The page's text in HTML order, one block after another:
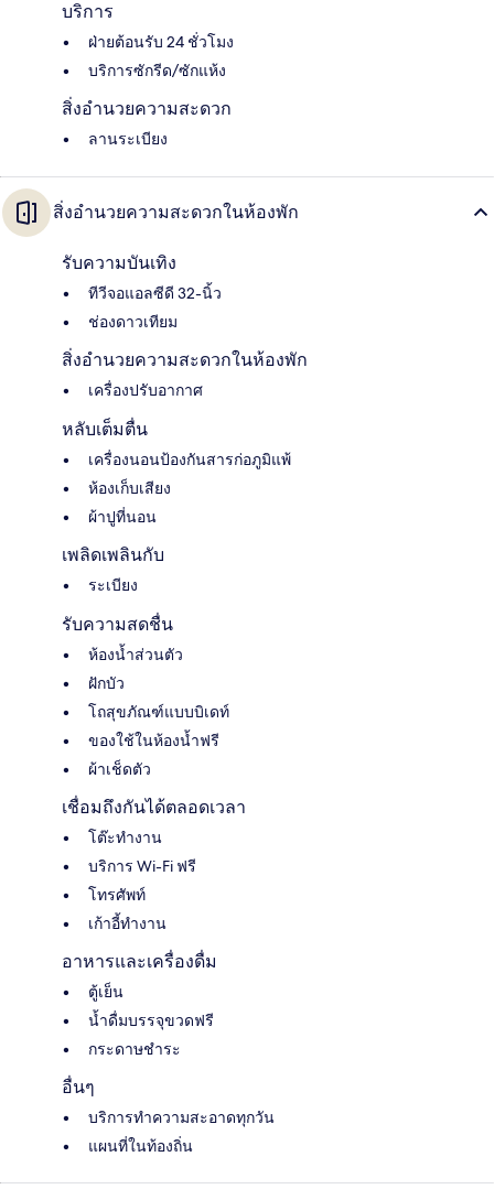
บริการ
ฝ่ายต้อนรับ 24 ชั่วโมง
บริการซักรีด/ซักแห้ง
สิ่งอำนวยความสะดวก
ลานระเบียง
สิ่งอำนวยความสะดวกในห้องพัก
รับความบันเทิง
ทีวีจอแอลซีดี 32-นิ้ว
ช่องดาวเทียม
สิ่งอำนวยความสะดวกในห้องพัก
เครื่องปรับอากาศ
หลับเต็มตื่น
เครื่องนอนป้องกันสารก่อภูมิแพ้
ห้องเก็บเสียง
ผ้าปูที่นอน
เพลิดเพลินกับ
ระเบียง
รับความสดชื่น
ห้องน้ำส่วนตัว
ฝักบัว
โถสุขภัณฑ์แบบบิเดท์
ของใช้ในห้องน้ำฟรี
ผ้าเช็ดตัว
เชื่อมถึงกันได้ตลอดเวลา
โต๊ะทำงาน
บริการ Wi-Fi ฟรี
โทรศัพท์
เก้าอี้ทำงาน
อาหารและเครื่องดื่ม
ตู้เย็น
น้ำดื่มบรรจุขวดฟรี
กระดาษชำระ
อื่นๆ
บริการทำความสะอาดทุกวัน
แผนที่ในท้องถิ่น